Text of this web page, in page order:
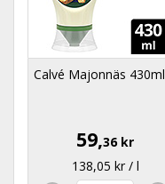
Calvé Majonnäs 430ml
59,36 kr
138,05 kr / l